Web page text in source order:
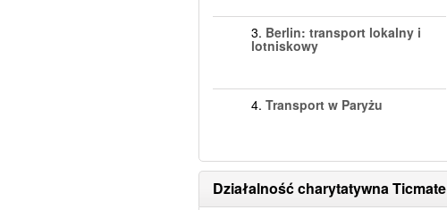
3. Berlin: transport lokalny i
lotniskowy
4. Transport w Paryżu
Działalność charytatywna Ticmate